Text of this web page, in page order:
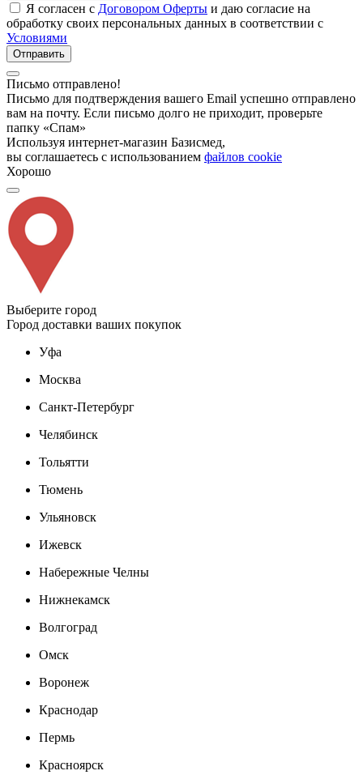
Я согласен с Договором Оферты и даю согласие на
обработку своих персональных данных в соответствии с
Условиями
Отправить
Письмо отправлено!
Письмо для подтверждения вашего Email успешно отправлено
вам на почту. Если письмо долго не приходит, проверьте
папку «Спам»
Используя интернет-магазин Базисмед,
вы соглашаетесь с использованием файлов cookie
Хорошо
Выберите город
Город доставки ваших покупок
Уфа
Москва
Санкт-Петербург
Челябинск
Тольятти
Тюмень
Ульяновск
Ижевск
Набережные Челны
Нижнекамск
Волгоград
Омск
Воронеж
Краснодар
Пермь
Красноярск